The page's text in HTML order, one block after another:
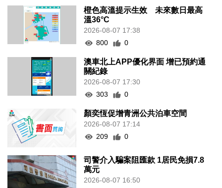
橙色高溫提示生效 未來數日最高
溫36°C
2026-08-07 17:38
800
0
澳車北上APP優化界面 增已預約通
關紀錄
2026-08-07 17:30
303
0
顏奕恆促增青洲公共泊車空間
2026-08-07 17:14
209
0
司警介入騙案阻匯款 1居民免損7.8
萬元
2026-08-07 16:50